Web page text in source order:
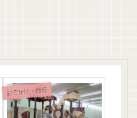
おでかけ・旅行